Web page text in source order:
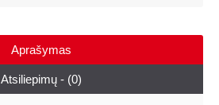
Aprašymas
Atsiliepimų - (0)